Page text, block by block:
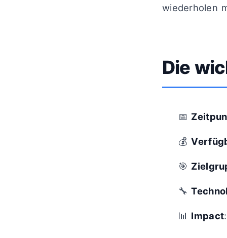
wiederholen
Die
📅
💰
🎯
🔧
📊 Impact